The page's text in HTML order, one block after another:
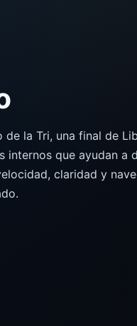
la Tri, una final de
que ayudan a
claridad y